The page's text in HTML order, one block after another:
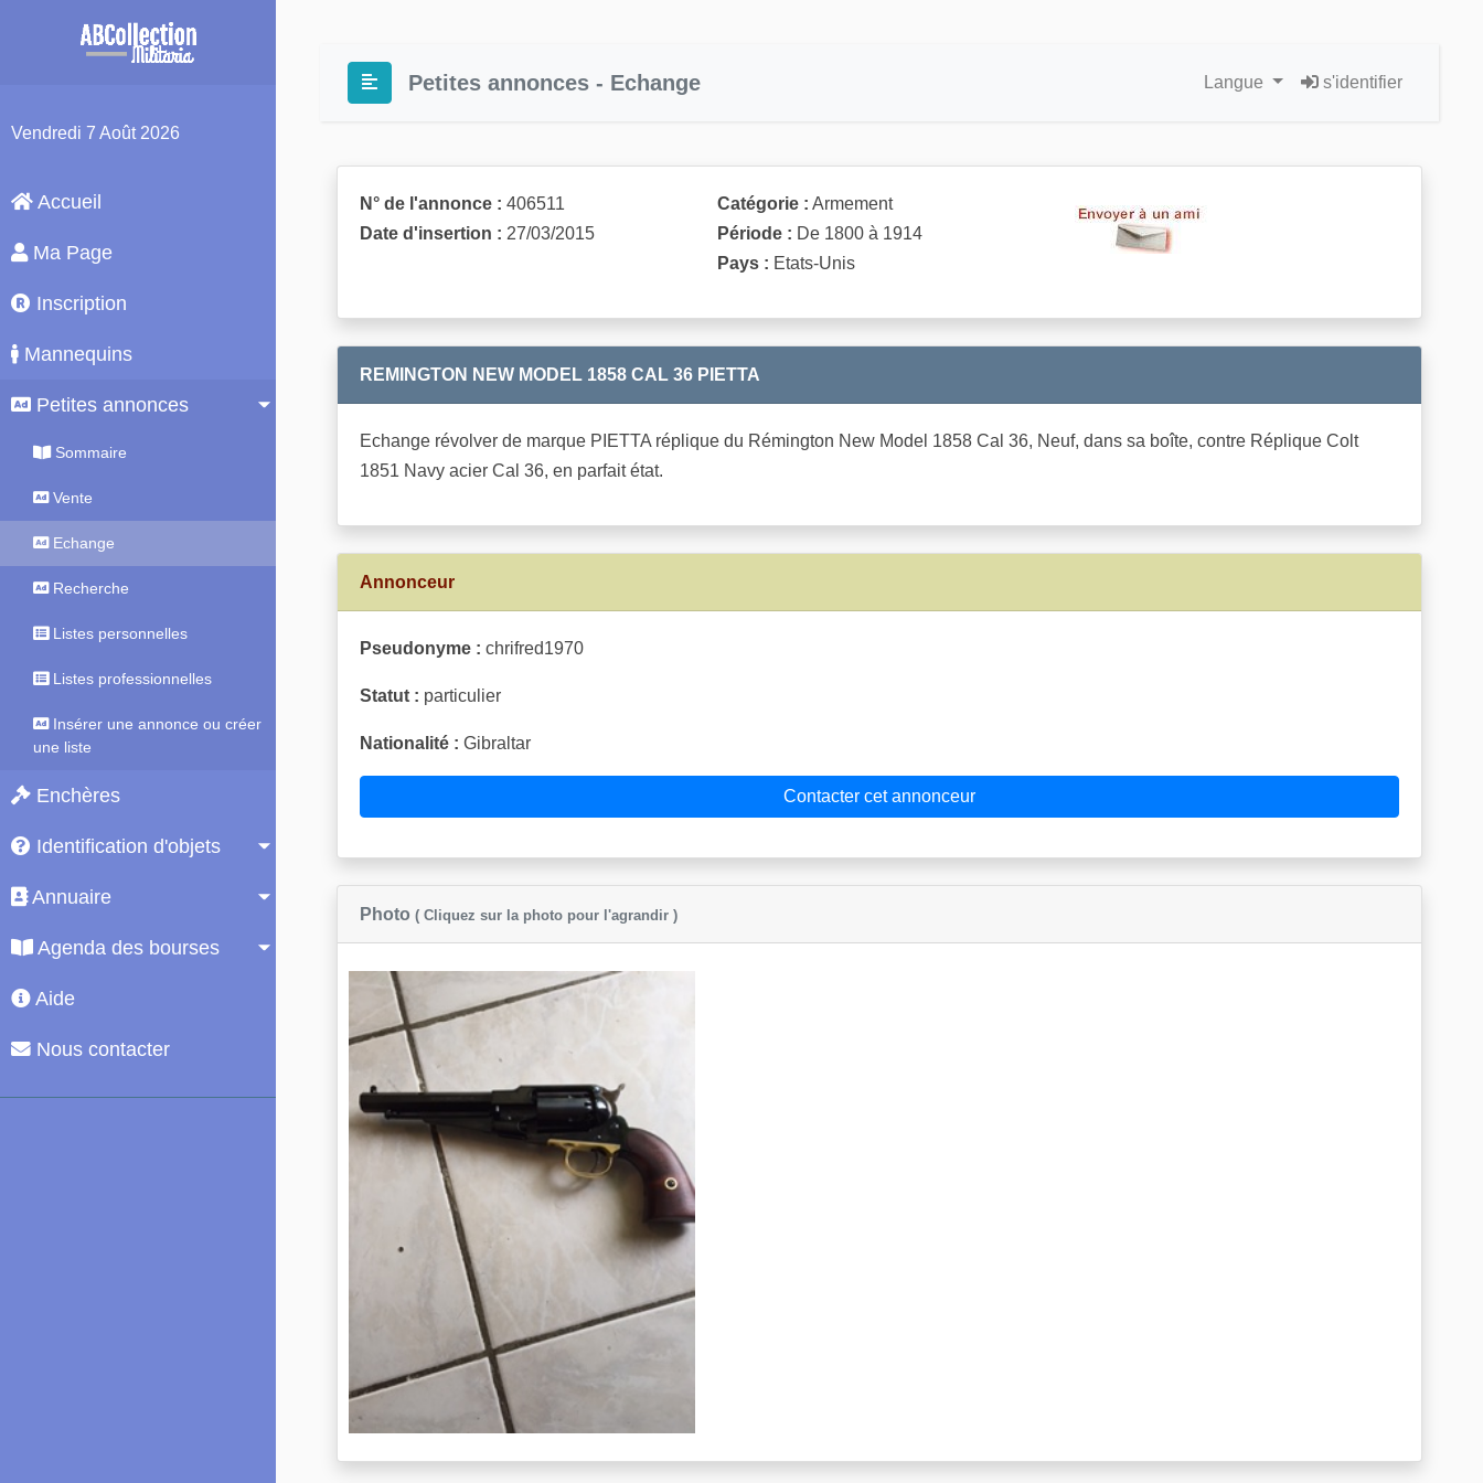
Vendredi 7 Août 2026
Accueil
Ma Page
Inscription
Mannequins
Petites annonces
Sommaire
Vente
Echange
Recherche
Listes personnelles
Listes professionnelles
Insérer une annonce ou créer
une liste
Enchères
Identification d'objets
Annuaire
Agenda des bourses
Aide
Nous contacter
Petites annonces - Echange Langue s'identifier
N° de l'annonce : 406511
Date d'insertion : 27/03/2015
Catégorie : Armement
Période : De 1800 à 1914
Pays : Etats-Unis
REMINGTON NEW MODEL 1858 CAL 36 PIETTA
Echange révolver de marque PIETTA réplique du Rémington New Model 1858 Cal 36, Neuf, dans sa boîte, contre Réplique Colt
1851 Navy acier Cal 36, en parfait état.
Annonceur
Pseudonyme : chrifred1970
Statut : particulier
Nationalité : Gibraltar
Contacter cet annonceur
Photo ( Cliquez sur la photo pour l'agrandir )